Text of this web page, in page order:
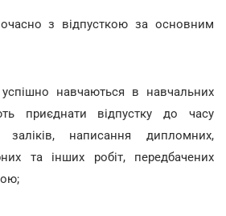
з відпусткою за основним
навчаються в навчальних
приєднати відпустку до часу
заліків, написання дипломних,
та інших робіт, передбачених